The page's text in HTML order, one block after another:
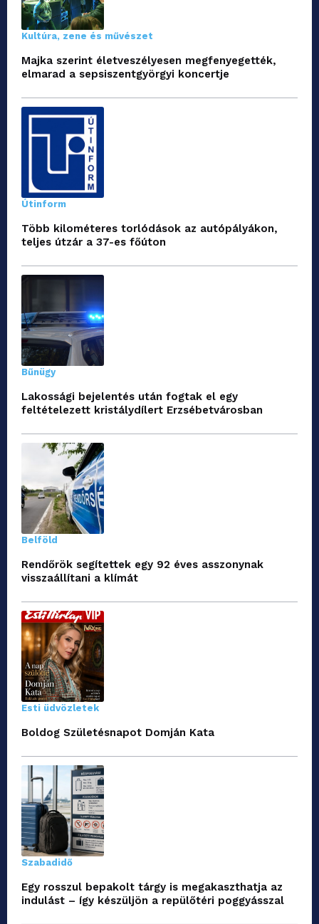
Kultúra, zene és művészet
Majka szerint életveszélyesen megfenyegették,
elmarad a sepsiszentgyörgyi koncertje
Útinform
Több kilométeres torlódások az autópályákon,
teljes útzár a 37-es főúton
Bűnügy
Lakossági bejelentés után fogtak el egy
feltételezett kristálydílert Erzsébetvárosban
Belföld
Rendőrök segítettek egy 92 éves asszonynak
visszaállítani a klímát
Esti üdvözletek
Boldog Születésnapot Domján Kata
Szabadidő
Egy rosszul bepakolt tárgy is megakaszthatja az
indulást – így készüljön a repülőtéri poggyásszal